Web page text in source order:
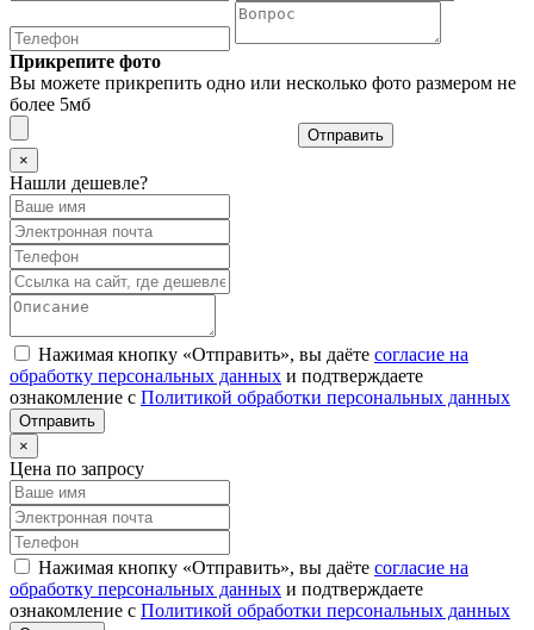
Прикрепите фото
Вы можете прикрепить одно или несколько фото размером не
более 5мб
Отправить
×
Нашли дешевле?
Нажимая кнопку «Отправить», вы даёте согласие на
обработку персональных данных и подтверждаете
ознакомление с Политикой обработки персональных данных
×
Цена по запросу
Нажимая кнопку «Отправить», вы даёте согласие на
обработку персональных данных и подтверждаете
ознакомление с Политикой обработки персональных данных